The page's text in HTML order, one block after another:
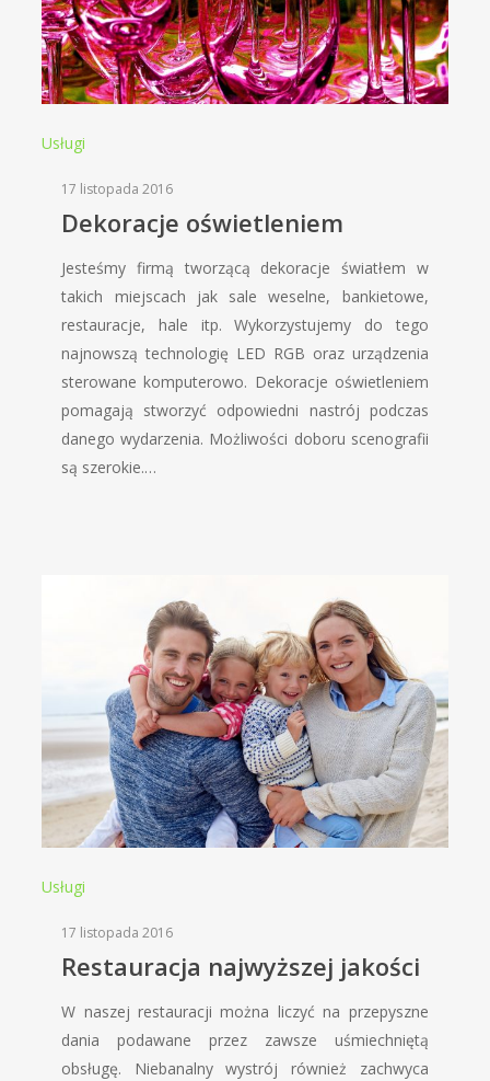
Usługi
17 listopada 2016
Dekoracje oświetleniem
Jesteśmy firmą tworzącą dekoracje światłem w
takich miejscach jak sale weselne, bankietowe,
restauracje, hale itp. Wykorzystujemy do tego
najnowszą technologię LED RGB oraz urządzenia
sterowane komputerowo. Dekoracje oświetleniem
pomagają stworzyć odpowiedni nastrój podczas
danego wydarzenia. Możliwości doboru scenografii
są szerokie.…
Usługi
17 listopada 2016
Restauracja najwyższej jakości
W naszej restauracji można liczyć na przepyszne
dania podawane przez zawsze uśmiechniętą
obsługę. Niebanalny wystrój również zachwyca